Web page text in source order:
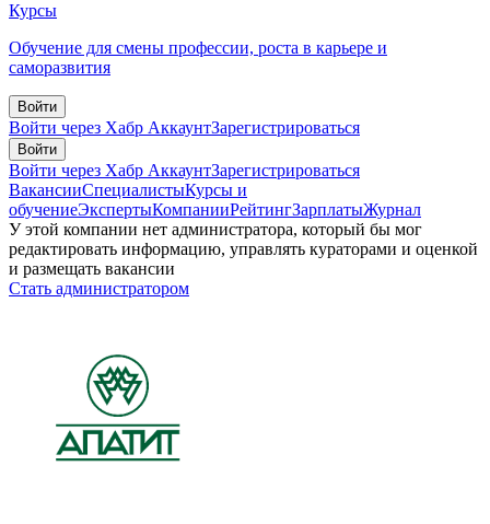
Курсы
Обучение для смены профессии, роста в карьере и
саморазвития
Войти
Войти через Хабр АккаунтЗарегистрироваться
Войти
Войти через Хабр АккаунтЗарегистрироваться
ВакансииСпециалистыКурсы и
обучениеЭкспертыКомпанииРейтингЗарплатыЖурнал
У этой компании нет администратора, который бы мог
редактировать информацию, управлять кураторами и оценкой
и размещать вакансии
Стать администратором